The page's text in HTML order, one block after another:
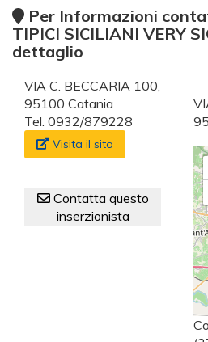
Per Informazioni
TIPICI SICILIANI VERY
dettaglio
VIA C. BECCARIA 100,
95100 Catania
Tel. 0932/879228
Visita il sito
Contatta questo
inserzionista